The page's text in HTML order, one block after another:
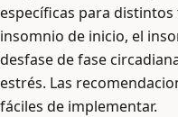
específicas para
insomnio de inicio, el
desfase de fase
estrés. Las
fáciles de implementar.